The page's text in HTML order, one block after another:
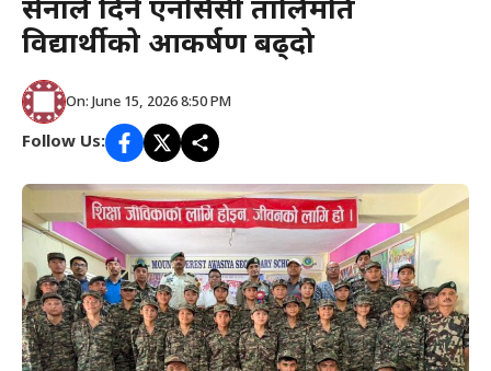
सेनाले दिने एनसिसी तालिमप्रति
विद्यार्थीको आकर्षण बढ्दो
On: June 15, 2026 8:50 PM
Follow Us: